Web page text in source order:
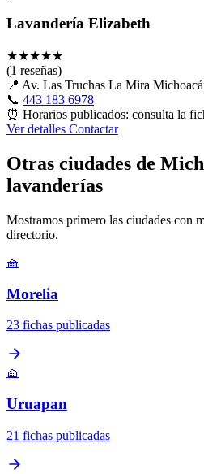
Lavandería Elizabeth
★★★★★
(1 reseñas)
📍 Av. Las Truchas La Mira
📞 443 183 6978
⏰ Horarios publicados: consulta la
Ver detalles Contactar
Otras ciudades de
lavanderías
Mostramos primero las ciudades con
directorio.
🧺
Morelia
23 fichas publicadas
🧺
Uruapan
21 fichas publicadas